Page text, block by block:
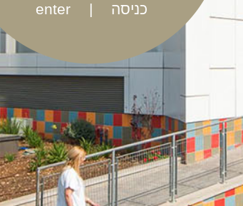
enter | כניסה